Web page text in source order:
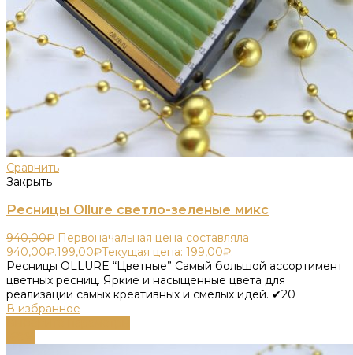
Сравнить
Закрыть
Ресницы Ollure светло-зеленые микс
940,00₽ Первоначальная цена составляла
940,00₽.199,00₽Текущая цена: 199,00₽.
Ресницы OLLURE “Цветные” Самый большой ассортимент
цветных ресниц. Яркие и насыщенные цвета для
реализации самых креативных и смелых идей. ✔20
В избранное